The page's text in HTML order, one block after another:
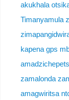
akukhala
Timanyamula
kapena gps
zamalonda
amagwiritsa